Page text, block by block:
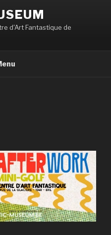
d'Art Fantastique de